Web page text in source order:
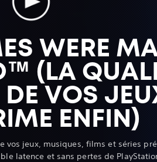
WERE
(LA
VOS
ENFIN)
vos jeux, musiques, films et séries
latence et sans pertes de